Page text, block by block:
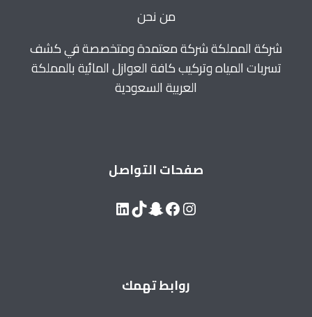
من نحن
شركة المملكة شركة معتمدة ومتخصصة في كشف
تسربات المياه وتركيب كافة العوازل المائية بالمملكة
العربية السعودية
صفحات التواصل
Instagram
Facebook
Snapchat
TikTok
LinkedIn
روابط تهمك